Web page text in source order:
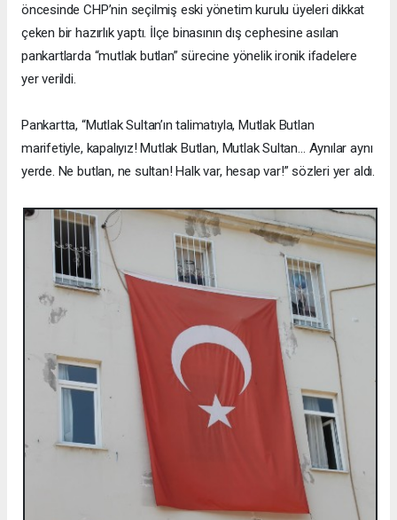
öncesinde CHP’nin seçilmiş eski yönetim kurulu üyeleri dikkat
çeken bir hazırlık yaptı. İlçe binasının dış cephesine asılan
pankartlarda “mutlak butlan” sürecine yönelik ironik ifadelere
yer verildi.
Pankartta, “Mutlak Sultan’ın talimatıyla, Mutlak Butlan
marifetiyle, kapalıyız! Mutlak Butlan, Mutlak Sultan… Aynılar aynı
yerde. Ne butlan, ne sultan! Halk var, hesap var!” sözleri yer aldı.